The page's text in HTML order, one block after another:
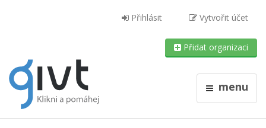
Přihlásit Vytvořit účet
Přidat organizaci
menu